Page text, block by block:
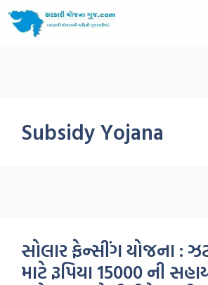
Subsidy Yojana
સોલાર ફેન્સીંગ યોજના :
માટે રૂપિયા 15000 ની